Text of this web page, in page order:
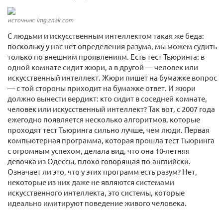
источник: img.znak.com
С людьми и искусственным интеллектом такая же беда:
поскольку у нас нет определения разума, мы можем судить
только по внешним проявлениям. Есть тест Тьюринга: в
одной комнате сидит жюри, а в другой — человек или
искусственный интеллект. Жюри пишет на бумажке вопрос
— с той стороны приходит на бумажке ответ. И жюри
должно вынести вердикт: кто сидит в соседней комнате,
человек или искусственный интеллект? Так вот, с 2007 года
ежегодно появляется несколько алгоритмов, которые
проходят тест Тьюринга сильно лучше, чем люди. Первая
компьютерная программа, которая прошла тест Тьюринга
с огромным успехом, делала вид, что она 10-летняя
девочка из Одессы, плохо говорящая по-английски.
Означает ли это, что у этих программ есть разум? Нет,
некоторые из них даже не являются системами
искусственного интеллекта, это системы, которые
идеально имитируют поведение живого человека.